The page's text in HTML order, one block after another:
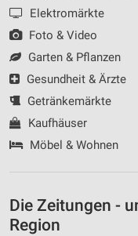
Elektromärkte
Foto & Video
Garten & Pflanzen
Gesundheit & Ärzte
Getränkemärkte
Kaufhäuser
Möbel & Wohnen
Die Zeitungen -
Region
Geräte anhand von
Informationen
Nicht-IAB-
Notwendig
Funktional